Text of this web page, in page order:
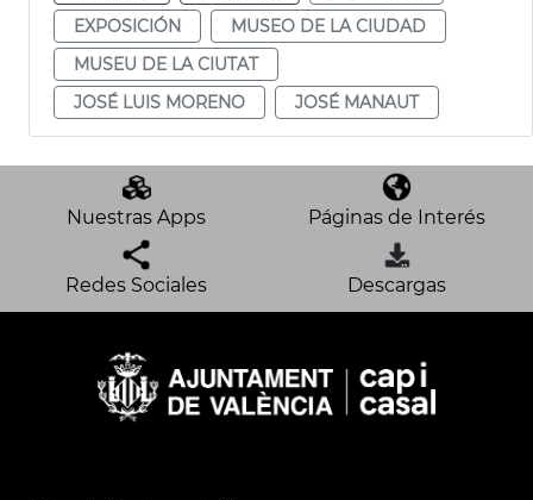
EXPOSICIÓN
MUSEO DE LA CIUDAD
MUSEU DE LA CIUTAT
JOSÉ LUIS MORENO
JOSÉ MANAUT
Nuestras Apps Páginas de Interés
Redes Sociales Descargas